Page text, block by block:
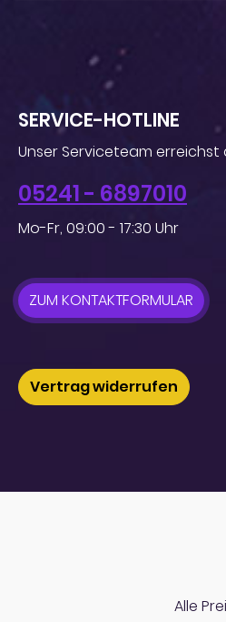
SERVICE-HOTLINE
Unser Serviceteam erreichst
05241 - 6897010
Mo-Fr, 09:00 - 17:30 Uhr
ZUM KONTAKTFORMULAR
Vertrag widerrufen
Alle